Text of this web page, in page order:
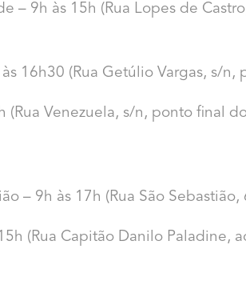
– 9h às 15h (Rua Lopes de
16h30 (Rua Getúlio Vargas, s/
(Rua Venezuela, s/n, ponto final
– 9h às 17h (Rua São Sebastião,
(Rua Capitão Danilo Paladine,